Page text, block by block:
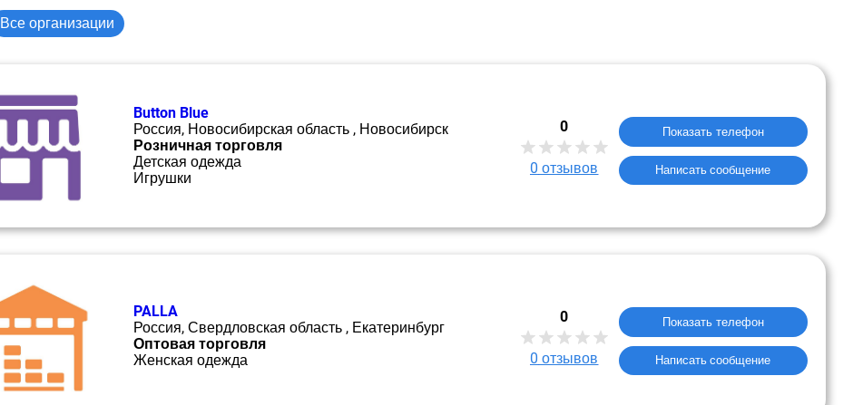
Все организации
Button Blue
Россия, Новосибирская область , Новосибирск
Розничная торговля
Детская одежда
Игрушки
0
0 отзывов
Показать телефон
Написать сообщение
PALLA
Россия, Свердловская область , Екатеринбург
Оптовая торговля
Женская одежда
0
0 отзывов
Показать телефон
Написать сообщение